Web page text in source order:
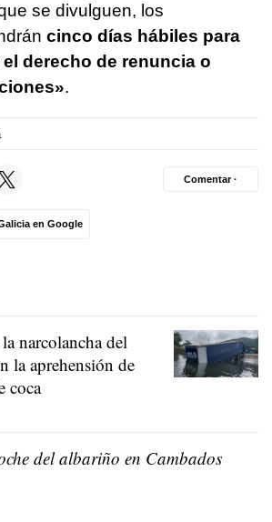
se divulguen, los
cinco días hábiles para
derecho de renuncia o
.
en Google
Comentar ·
narcolancha del
la aprehensión de
coca
del albariño en Cambados